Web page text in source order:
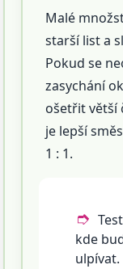
Malé
starší list a
Pokud se
zasychání
ošetřit větší
je lepší
1 : 1.
kde
ulpívat.